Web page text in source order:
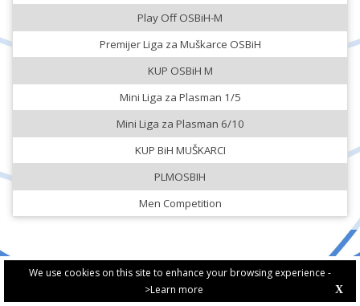
We use cookies on this site to enhance your browsing experience -
>Learn more
X
Play Off OSBiH-M
Premijer Liga za Muškarce OSBiH
KUP OSBiH M
Mini Liga za Plasman 1/5
Mini Liga za Plasman 6/10
KUP BiH MUŠKARCI
PLMOSBIH
Men Competition